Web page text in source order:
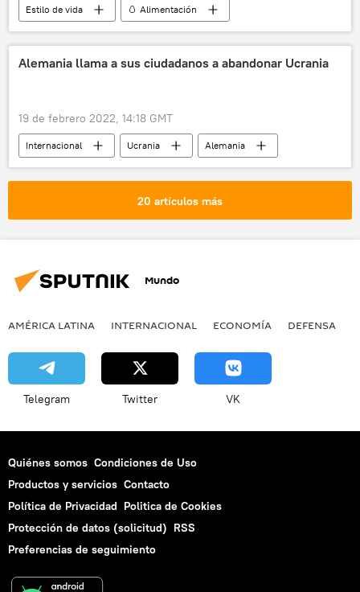
Estilo de vida
🥚 Alimentación
patatas
Alemania llama a sus ciudadanos a abandonar Ucrania
19 de febrero 2022, 14:18 GMT
Internacional Ucrania
Alemania
🌍 Europa
🛡️ Zonas de conflicto
20 artículos más
Mundo
AMÉRICA LATINA INTERNACIONAL ECONOMÍA DEFENSA
Telegram Twitter VK
Quiénes somos Condiciones de Uso
Productos y servicios Contacto
Política de Privacidad Politica de Cookies
Protección de datos (solicitud) RSS
Preferencias de seguimiento